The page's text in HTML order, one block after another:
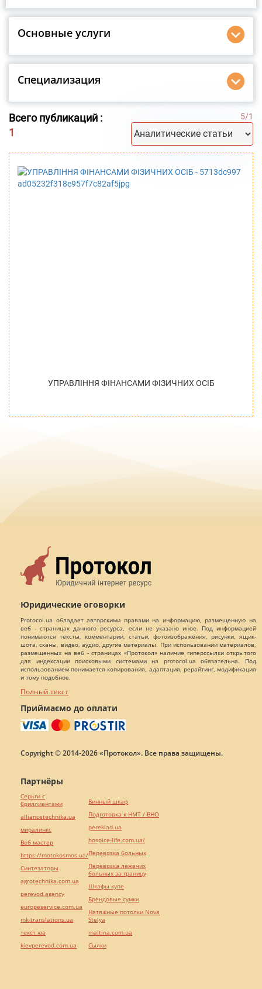
Основные услуги
Специализация
Всего публикаций :
1
5/1
УПРАВЛІННЯ ФІНАНСАМИ ФІЗИЧНИХ ОСІБ
Юридические оговорки
Protocol.ua обладает авторскими правами на информацию, размещенную на
веб - страницах данного ресурса, если не указано иное. Под информацией
понимаются тексты, комментарии, статьи, фотоизображения, рисунки, ящик-
шота, сканы, видео, аудио, другие материалы. При использовании материалов,
размещенных на веб - страницах «Протокол» наличие гиперссылки открытого
для индексации поисковыми системами на protocol.ua обязательна. Под
использованием понимается копирования, адаптация, рерайтинг, модификация
и тому подобное.
Полный текст
Приймаємо до оплати
Copyright © 2014-2026 «Протокол». Все права защищены.
Партнёры
Серьги с
бриллиантами
alliancetechnika.ua
миралинкс
Веб мастер
https://motokosmos.ua/
Синтезаторы
agrotechnika.com.ua
perevod.agency
europeservice.com.ua
mk-translations.ua
текст юа
kievperevod.com.ua
Винный шкаф
Подготовка к НМТ / ВНО
pereklad.ua
hospice-life.com.ua/
Перевозка больных
Перевозка лежачих
больных за границу
Шкафы купе
Брендовые сумки
Натяжные потолки Nova
Stelya
maltina.com.ua
Cылки